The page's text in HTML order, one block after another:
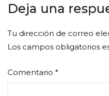
Deja una
Tu dirección de correo
Los campos obligatorios
Comentario *